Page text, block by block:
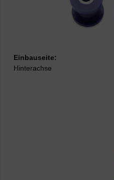
Einbauseite:
Hinterachse